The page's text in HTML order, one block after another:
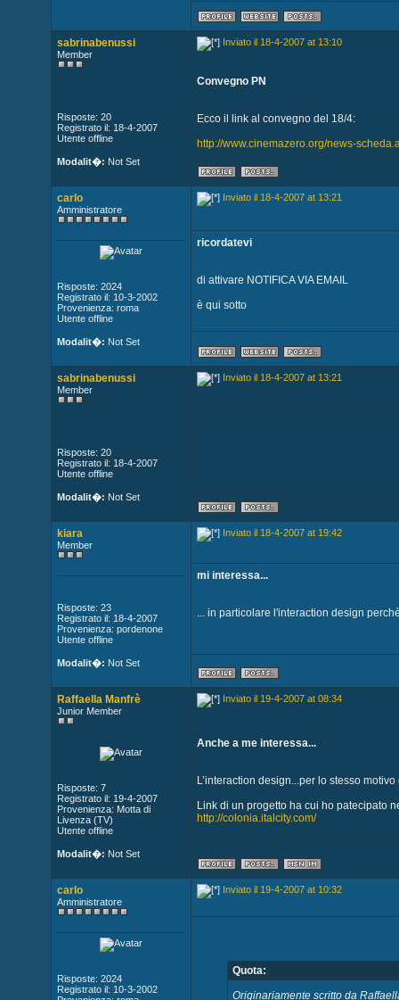
sabrinabenussi
Member
Risposte: 20
Registrato il: 18-4-2007
Utente offline
Modalit�: Not Set
Inviato il 18-4-2007 at 13:10
Convegno PN
Ecco il link al convegno del 18/4:
http://www.cinemazero.org/news-
carlo
Amministratore
Risposte: 2024
Registrato il: 10-3-2002
Provenienza: roma
Utente offline
Modalit�: Not Set
Inviato il 18-4-2007 at 13:21
ricordatevi
di attivare NOTIFICA VIA EMAIL
è qui sotto
sabrinabenussi
Member
Risposte: 20
Registrato il: 18-4-2007
Utente offline
Modalit�: Not Set
Inviato il 18-4-2007 at 13:21
kiara
Member
Risposte: 23
Registrato il: 18-4-2007
Provenienza: pordenone
Utente offline
Modalit�: Not Set
Inviato il 18-4-2007 at 19:42
mi interessa...
... in particolare l'interaction design
Raffaella Manfrè
Junior Member
Risposte: 7
Registrato il: 19-4-2007
Provenienza: Motta di
Livenza (TV)
Utente offline
Modalit�: Not Set
Inviato il 19-4-2007 at 08:34
Anche a me interessa...
L’interaction design...per lo stesso
Link di un progetto ha cui ho patecipato
http://colonia.italcity.com/
carlo
Amministratore
Risposte: 2024
Registrato il: 10-3-2002
Inviato il 19-4-2007 at 10:32
Quota:
Originariamente scritto da